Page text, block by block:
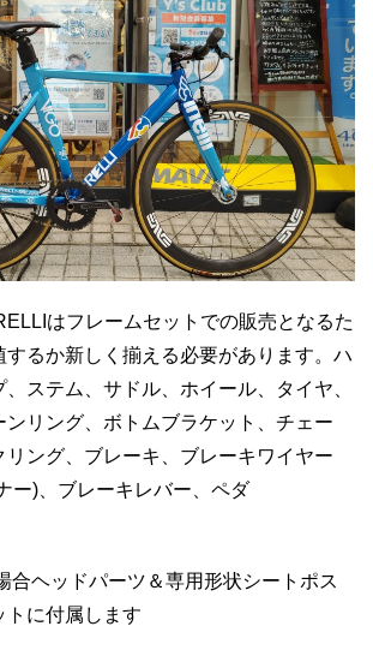
はフレームセットでの販売となるた
するか新しく揃える必要があります。ハ
ステム、サドル、ホイール、タイヤ、
ンリング、ボトムブラケット、チェー
リング、ブレーキ、ブレーキワイヤー
ー)、ブレーキレバー、ペダ
合ヘッドパーツ＆専用形状シートポス
トに付属します